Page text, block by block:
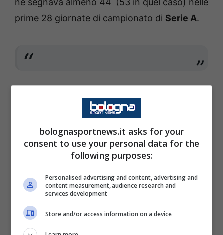
prime 28 giornate di campionato di Serie A.
Una ulteriore statistica che certifica una
stagione fin qui da incorniciare per i felsinei. Il
Bolognacontinua infatti a sognare una
qualificazione in Champions Leaguee la
classifica lo consente. I rossoblù agguantano
Lazioal quinto posto della graduatoria con
50 punti a -2 dallaJuventus
stasera sfiderà l’
Atalanta
nel big match del
ventottesimo turno.
bolognasportnews.it asks for your
consent to use your personal data for the
following purposes:
Personalised advertising and content, advertising and
content measurement, audience research and
services development
Store and/or access information on a device